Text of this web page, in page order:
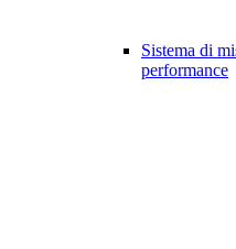
Sistema di
performance